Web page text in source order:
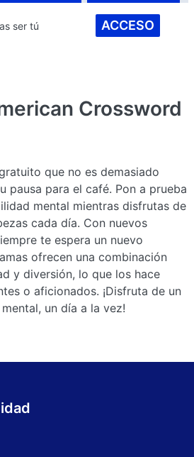
ser tú ACCESO
Crossword
que no es demasiado
pausa para el café. Pon a prueba
mental mientras disfrutas de
cada día. Con nuevos
te espera un nuevo
ofrecen una combinación
y diversión, lo que los hace
o aficionados. ¡Disfruta de un
un día a la vez!